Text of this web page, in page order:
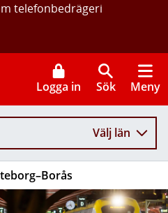
telefonbedrägeri
Logga in Sök Meny
Välj län